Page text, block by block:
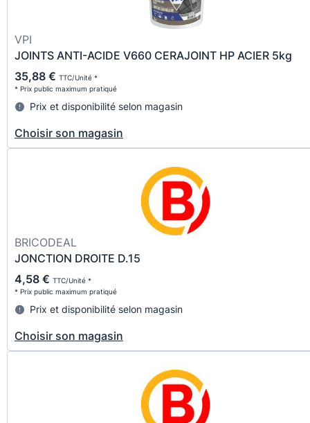
VPI
JOINTS ANTI-ACIDE V660 CERAJOINT HP ACIER 5kg
35,88 € TTC/Unité *
* Prix public maximum pratiqué
Prix et disponibilité selon magasin
Choisir son magasin
BRICODEAL
JONCTION DROITE D.15
4,58 € TTC/Unité *
* Prix public maximum pratiqué
Prix et disponibilité selon magasin
Choisir son magasin